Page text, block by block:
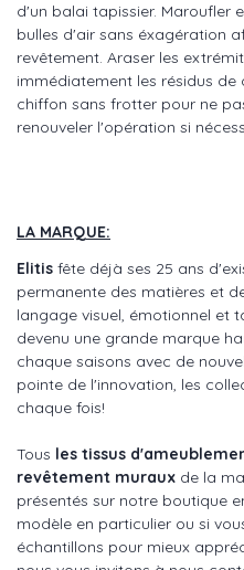
d'un balai tapissier. Maroufler
bulles d'air sans éxagération
revêtement. Araser les
immédiatement les résidus
chiffon sans frotter pour ne
renouveler l'opération si
LA MARQUE:
Elitis fête déjà ses 25 ans
permanente des matières et
langage visuel, émotionnel et
devenu une grande marque
chaque saisons avec de
pointe de l'innovation, les
chaque fois!
Tous les tissus
revêtement muraux de la
présentés sur notre boutique
modèle en particulier ou si
échantillons pour mieux